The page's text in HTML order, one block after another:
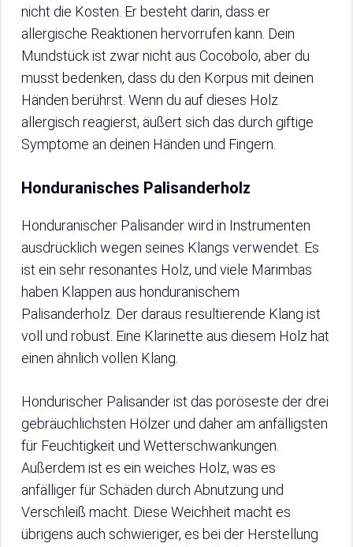
nicht die Kosten. Er besteht darin, dass er
allergische Reaktionen hervorrufen kann. Dein
Mundstück ist zwar nicht aus Cocobolo, aber du
musst bedenken, dass du den Korpus mit deinen
Händen berührst. Wenn du auf dieses Holz
allergisch reagierst, äußert sich das durch giftige
Symptome an deinen Händen und Fingern.
Honduranisches Palisanderholz
Honduranischer Palisander wird in Instrumenten
ausdrücklich wegen seines Klangs verwendet. Es
ist ein sehr resonantes Holz, und viele Marimbas
haben Klappen aus honduranischem
Palisanderholz. Der daraus resultierende Klang ist
voll und robust. Eine Klarinette aus diesem Holz hat
einen ähnlich vollen Klang.
Hondurischer Palisander ist das poröseste der drei
gebräuchlichsten Hölzer und daher am anfälligsten
für Feuchtigkeit und Wetterschwankungen.
Außerdem ist es ein weiches Holz, was es
anfälliger für Schäden durch Abnutzung und
Verschleiß macht. Diese Weichheit macht es
übrigens auch schwieriger, es bei der Herstellung